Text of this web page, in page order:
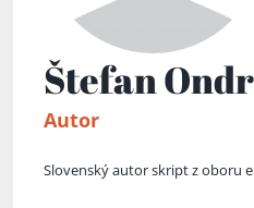
Štefan
Autor
Slovenský autor skript z oboru